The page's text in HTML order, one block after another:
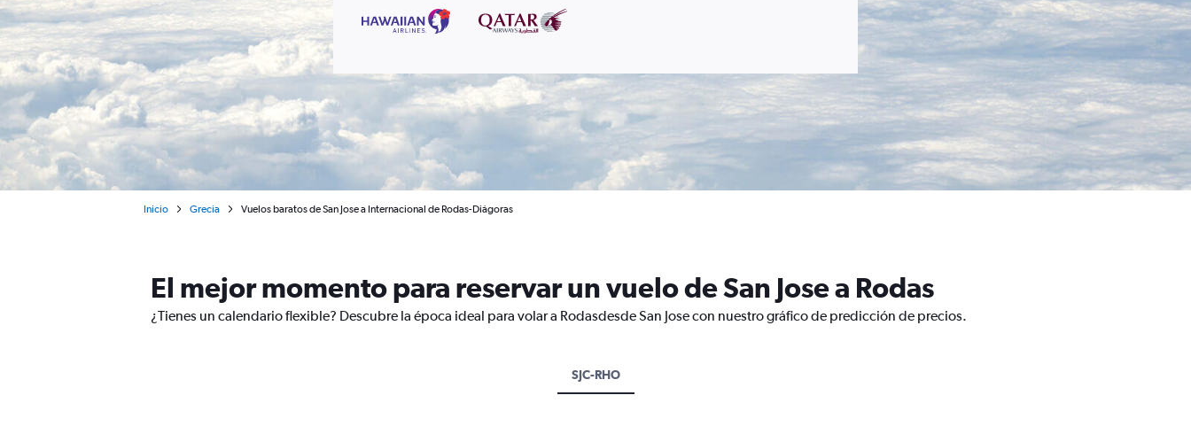
Inicio Grecia Vuelos baratos de San Jose a Internacional de Rodas-Diágoras
El mejor momento para reservar un vuelo de San Jose a Rodas
¿Tienes un calendario flexible? Descubre la época ideal para volar a Rodasdesde San Jose con nuestro gráfico de predicción de precios.
SJC-RHO